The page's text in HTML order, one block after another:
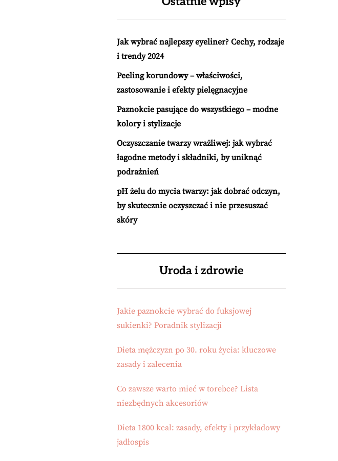
Jak wybrać najlepszy eyeliner? Cechy, rodzaje
i trendy 2024
Peeling korundowy – właściwości,
zastosowanie i efekty pielęgnacyjne
Paznokcie pasujące do wszystkiego – modne
kolory i stylizacje
Oczyszczanie twarzy wrażliwej: jak wybrać
łagodne metody i składniki, by uniknąć
podrażnień
pH żelu do mycia twarzy: jak dobrać odczyn,
by skutecznie oczyszczać i nie przesuszać
skóry
Uroda i zdrowie
Jakie paznokcie wybrać do fuksjowej
sukienki? Poradnik stylizacji
Dieta mężczyzn po 30. roku życia: kluczowe
zasady i zalecenia
Co zawsze warto mieć w torebce? Lista
niezbędnych akcesoriów
Dieta 1800 kcal: zasady, efekty i przykładowy
jadłospis